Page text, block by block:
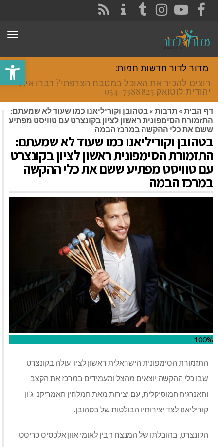
פתח
FACEBOOK
YOUTUBE
INSTAGRAM
TUMBLR
מדור לדור חדשות חמות:
רוצים להכיר את האוכל במטבח הצרפתי? דברו איתי
יהודית לוטואק 054-7388825.
דף הבית » תרבות » בטהובן וקוריליאנו כמו שעוד לא שמעתם:
התזמורת הסימפונית ראשון לציון בקונצרט עם טוויסט מפתיע
ששם את כלי ההקשה במרכז הבמה
בטהובן וקוריליאנו כמו שעוד לא שמעתם:
התזמורת הסימפונית ראשון לציון בקונצרט
עם טוויסט מפתיע ששם את כלי ההקשה
במרכז הבמה
100%
התזמורת הסימפונית הישראלית ראשון לציון עולה בקונצרט
שבו כלי ההקשה יוצאים מהצל ומעמידים במרכז את הקצב
והאנרגיה המוסיקלית, עם יצירות מאת המלחין האמריקני ג’ון
קוריליאנו לצד יצירותיו הבולטות של בטהובן.
הקונצרט, בהובלתו של המנצח הבין לאומי אוון אלכסיס כריסט